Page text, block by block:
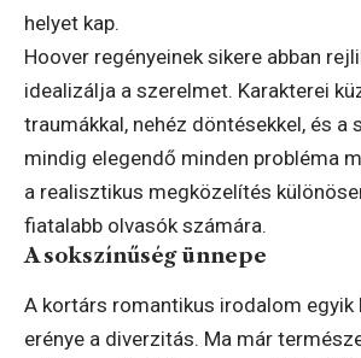
helyet kap.
Hoover regényeinek sikere abban
idealizálja a szerelmet. Karakterei
traumákkal, nehéz döntésekkel, és a
mindig elegendő minden probléma
a realisztikus megközelítés
fiatalabb olvasók számára.
A sokszínűség ünnepe
A kortárs romantikus irodalom egyik
erénye a diverzitás. Ma már